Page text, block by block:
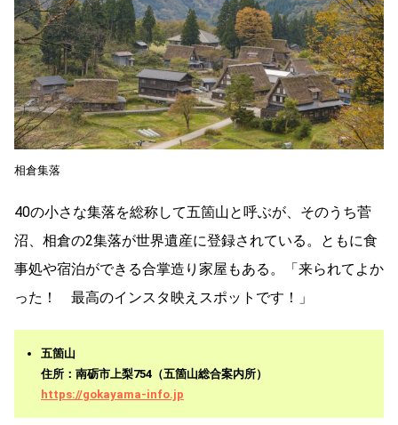
相倉集落
40の小さな集落を総称して五箇山と呼ぶが、そのうち菅
沼、相倉の2集落が世界遺産に登録されている。ともに食
事処や宿泊ができる合掌造り家屋もある。「来られてよか
った！ 最高のインスタ映えスポットです！」
五箇山
住所：南砺市上梨754（五箇山総合案内所）
https://gokayama-info.jp